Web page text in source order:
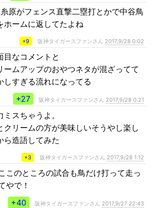
原がフェンス直撃二塁打とかで中谷鳥
ホームに返してたよね
+9 阪神タイガースファンさん 2017,9/28 0:02
目なコメントと
ームアップのおやつネタが混ざってて
しすぎる流れになってる
+27
阪神タイガースファンさん 2017,9/28 0:21
ミスちゃうよ。
クリームの方が美味しいそうやし楽し
ら造語してみた
+3 阪神タイガースファンさん 2017,9/28 1:12
このところの試合も鳥だけ打って走っ
やで！
+40
阪神タイガースファンさん 2017,9/27 22:43